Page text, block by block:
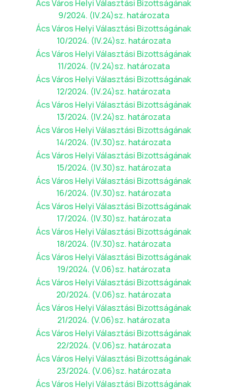
Ács Város Helyi Választási Bizottságának
9/2024. (IV.24)sz. határozata
Ács Város Helyi Választási Bizottságának
10/2024. (IV.24)sz. határozata
Ács Város Helyi Választási Bizottságának
11/2024. (IV.24)sz. határozata
Ács Város Helyi Választási Bizottságának
12/2024. (IV.24)sz. határozata
Ács Város Helyi Választási Bizottságának
13/2024. (IV.24)sz. határozata
Ács Város Helyi Választási Bizottságának
14/2024. (IV.30)sz. határozata
Ács Város Helyi Választási Bizottságának
15/2024. (IV.30)sz. határozata
Ács Város Helyi Választási Bizottságának
16/2024. (IV.30)sz. határozata
Ács Város Helyi Választási Bizottságának
17/2024. (IV.30)sz. határozata
Ács Város Helyi Választási Bizottságának
18/2024. (IV.30)sz. határozata
Ács Város Helyi Választási Bizottságának
19/2024. (V.06)sz. határozata
Ács Város Helyi Választási Bizottságának
20/2024. (V.06)sz. határozata
Ács Város Helyi Választási Bizottságának
21/2024. (V.06)sz. határozata
Ács Város Helyi Választási Bizottságának
22/2024. (V.06)sz. határozata
Ács Város Helyi Választási Bizottságának
23/2024. (V.06)sz. határozata
Ács Város Helyi Választási Bizottságának